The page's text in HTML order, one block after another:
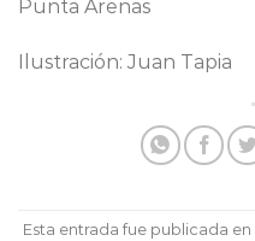
Punta Arenas
Ilustración: Juan Tapia
Esta entrada fue publicada en